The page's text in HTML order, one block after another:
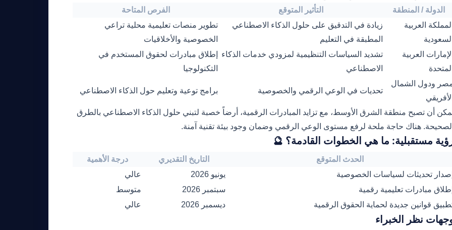
الدولة / المنطقة
التأثير المتوقع
الفرص المتاحة
المملكة العربية
السعودية
زيادة في التدقيق على حلول الذكاء الاصطناعي
المطبقة في التعليم
تطوير منصات تعليمية محلية تراعي
الخصوصية والأخلاقيات
الإمارات العربية
المتحدة
تشديد السياسات التنظيمية لمزودي خدمات الذكاء
الاصطناعي
إطلاق مبادرات لحقوق المستخدم في
التكنولوجيا
ودول الشمال
الأفريقي
تحديات في الوعي الرقمي والخصوصية برامج توعية وتعليم حول الذكاء الاصطناعي
أن تصبح منطقة الشرق الأوسط، مع تزايد المبادرات الرقمية، أرضاً خصبة لتبني حلول الذكاء الاصطناعي بالطرق
الصحيحة. هناك حاجة ملحة لرفع مستوى الوعي الرقمي وضمان وجود بيئة تقنية آمنة.
مستقبلية: ما هي الخطوات القادمة؟ 🔮
الحدث المتوقع التاريخ التقديري
درجة الأهمية
إصدار تحديثات لسياسات الخصوصية
يونيو 2026
عالي
إطلاق مبادرات تعليمية رقمية
سبتمبر 2026
متوسط
قوانين جديدة لحماية الحقوق الرقمية
ديسمبر 2026 عالي
نظر الخبراء